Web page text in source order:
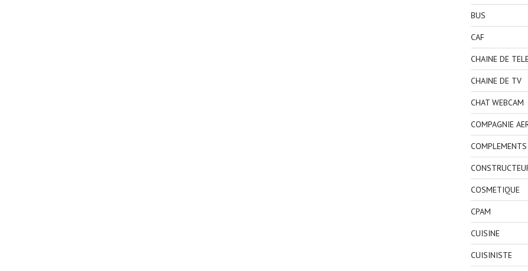
BUS
CAF
CHAINE DE
CHAINE DE TV
CHAT WEBCAM
COMPAGNIE
COSMETIQUE
CPAM
CUISINE
CUISINISTE